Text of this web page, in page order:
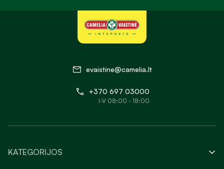
evaistine@camelia.lt
+370 697 03000
I-V 08:00 - 18:00
KATEGORIJOS